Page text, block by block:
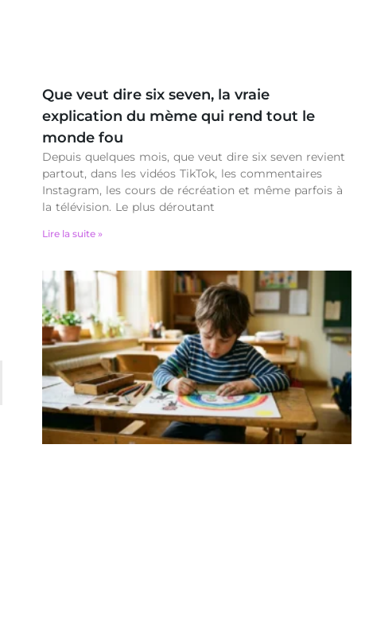
Que veut dire six seven, la vraie
explication du mème qui rend tout le
monde fou
Depuis quelques mois, que veut dire six seven revient
partout, dans les vidéos TikTok, les commentaires
Instagram, les cours de récréation et même parfois à
la télévision. Le plus déroutant
Lire la suite »